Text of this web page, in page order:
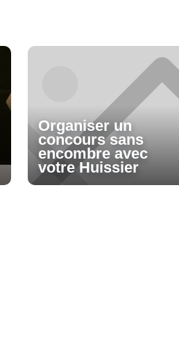
Organiser un
concours sans
encombre avec
votre Huissier